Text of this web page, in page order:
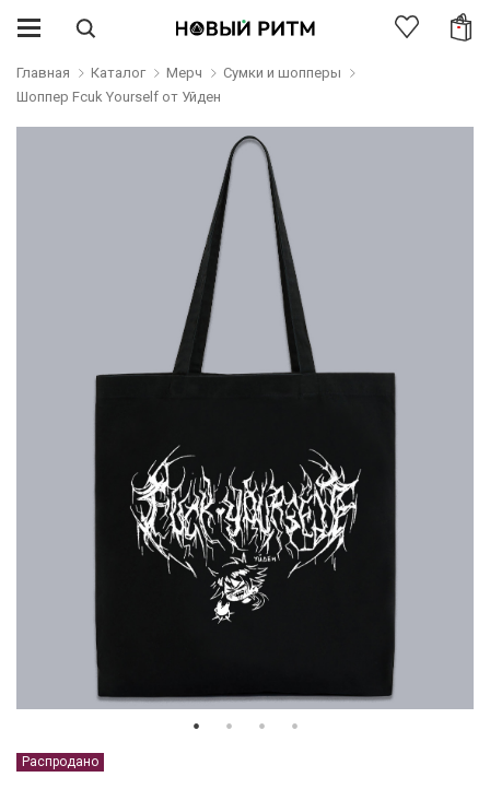
Главная Каталог Мерч
Сумки и шопперы
Шоппер Fcuk Yourself от Уйден
Распродано